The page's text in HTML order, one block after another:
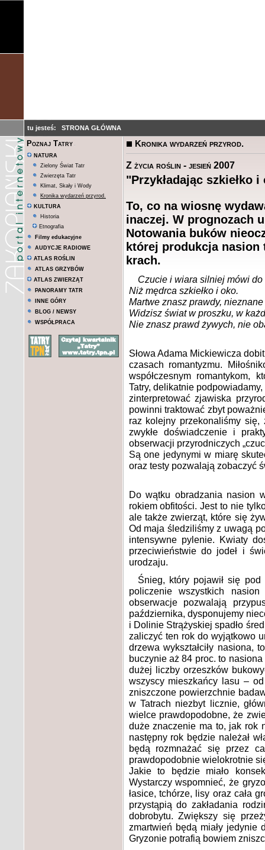
tu jesteś: STRONA GŁÓWNA
Poznaj Tatry
NATURA
Zielony Świat Tatr
Zwierzęta Tatr
Klimat, Skały i Wody
Kronika wydarzeń przyrod.
KULTURA
Historia
Etnografia
Filmy edukacyjne
AUDYCJE RADIOWE
ATLAS ROŚLIN
ATLAS GRZYBÓW
ATLAS ZWIERZĄT
PANORAMY TATR
INNE GÓRY
BLOG / NEWSY
WSPÓŁPRACA
Kronika wydarzeń przyrod.
Z życia roślin - jesień 2007
"Przykładając szkiełko i
To, co na wiosnę
inaczej. W prognozach
Notowania buków
której produkcja nasion
krach.
Czucie i wiara silniej mówi do
Niż mędrca szkiełko i oko.
Martwe znasz prawdy,
Widzisz świat w proszku, w
Nie znasz prawd żywych, nie
Słowa Adama Mickiewicza
czasach romantyzmu.
współczesnym romantykom,
Tatry, delikatnie
zinterpretować zjawiska
powinni traktować zbyt
raz kolejny przekonaliśmy
zwykłe doświadczenie i
obserwacji przyrodniczych
Są one jedynymi w miarę
oraz testy pozwalają zobaczyć
Do wątku obradzania nasion
rokiem obfitości. Jest to nie
ale także zwierząt, które się
Od maja śledziliśmy z uwagą
intensywne pylenie. Kwiaty
przeciwieństwie do jodeł i
urodzaju.
Śnieg, który pojawił się
policzenie wszystkich
obserwacje pozwalają
października, dysponujemy
i Dolinie Strążyskiej spadło
zaliczyć ten rok do wyjątkowo
drzewa wykształciły nasiona,
buczynie aż 84 proc. to
dużej liczby orzeszków
wszyscy mieszkańcy lasu –
zniszczone powierzchnie
w Tatrach niezbyt licznie,
wielce prawdopodobne, że
duże znaczenie ma to, jak rok
następny rok będzie należał
będą rozmnażać się przez
prawdopodobnie wielokrotnie
Jakie to będzie miało
Wystarczy wspomnieć, że
łasice, tchórze, lisy oraz cała
przystąpią do zakładania
dobrobytu. Zwiększy się
zmartwień będą miały
Gryzonie potrafią bowiem